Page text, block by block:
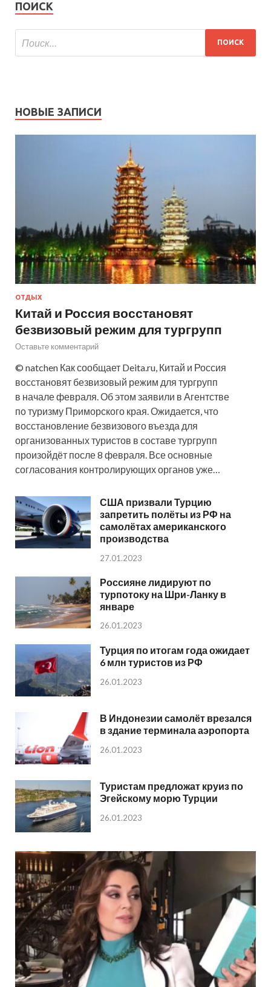
ПОИСК
НОВЫЕ ЗАПИСИ
ОТДЫХ
Китай и Россия восстановят
безвизовый режим для тургрупп
Оставьте комментарий
© natchen Как сообщает Deita.ru, Китай и Россия
восстановят безвизовый режим для тургрупп
в начале февраля. Об этом заявили в Агентстве
по туризму Приморского края. Ожидается, что
восстановление безвизового въезда для
организованных туристов в составе тургрупп
произойдёт после 8 февраля. Все основные
согласования контролирующих органов уже…
США призвали Турцию
запретить полёты из РФ на
самолётах американского
производства
27.01.2023
Россияне лидируют по
турпотоку на Шри-Ланку в
январе
26.01.2023
Турция по итогам года ожидает
6 млн туристов из РФ
26.01.2023
В Индонезии самолёт врезался
в здание терминала аэропорта
26.01.2023
Туристам предложат круиз по
Эгейскому морю Турции
26.01.2023